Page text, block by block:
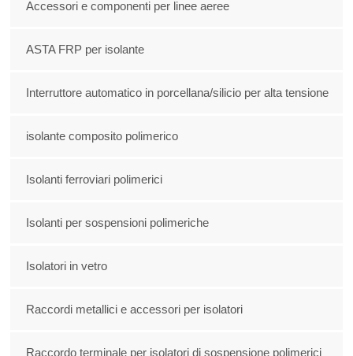
Accessori e componenti per linee aeree
ASTA FRP per isolante
Interruttore automatico in porcellana/silicio per alta tensione
isolante composito polimerico
Isolanti ferroviari polimerici
Isolanti per sospensioni polimeriche
Isolatori in vetro
Raccordi metallici e accessori per isolatori
Raccordo terminale per isolatori di sospensione polimerici